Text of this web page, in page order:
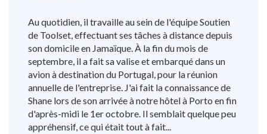
Au quotidien, il travaille au sein de l'équipe Soutien
de Toolset, effectuant ses tâches à distance depuis
son domicile en Jamaïque. À la fin du mois de
septembre, il a fait sa valise et embarqué dans un
avion à destination du Portugal, pour la réunion
annuelle de l'entreprise. J'ai fait la connaissance de
Shane lors de son arrivée à notre hôtel à Porto en fin
d'après-midi le 1er octobre. Il semblait quelque peu
appréhensif, ce qui était tout à fait...